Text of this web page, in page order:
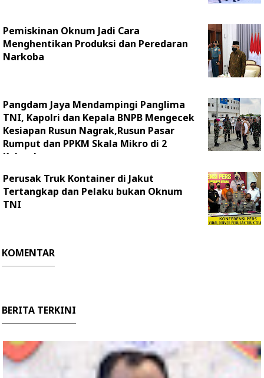
Pemiskinan Oknum Jadi Cara
Menghentikan Produksi dan Peredaran
Narkoba
Pangdam Jaya Mendampingi Panglima
TNI, Kapolri dan Kepala BNPB Mengecek
Kesiapan Rusun Nagrak,Rusun Pasar
Rumput dan PPKM Skala Mikro di 2
Kelurahan
Perusak Truk Kontainer di Jakut
Tertangkap dan Pelaku bukan Oknum
TNI
KOMENTAR
BERITA TERKINI